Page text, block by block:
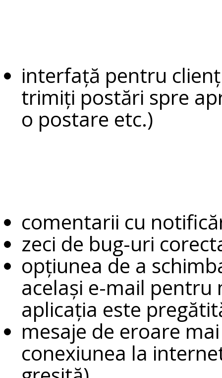
interfață pentru
trimiți postări spre
o postare etc.)
comentarii cu
zeci de bug-uri
opțiunea de a
același e-mail
aplicația este
mesaje de eroare
conexiunea la